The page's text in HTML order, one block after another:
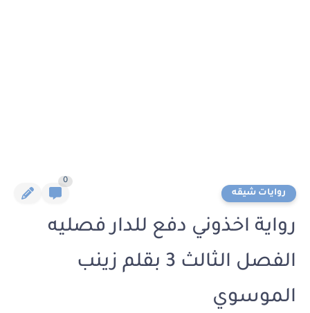
روايات شيقه
0
رواية اخذوني دفع للدار فصليه
الفصل الثالث 3 بقلم زينب
الموسوي